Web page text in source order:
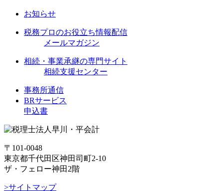
お知らせ
税務プロのお役立ち情報配信
メールマガジン
相続・事業承継の専門サイト
相続支援センター
事務所通信
BRサービス
申込書
〒101-0048
東京都千代田区神田司町2-10
ザ・フェロー神田2階
>サイトマップ